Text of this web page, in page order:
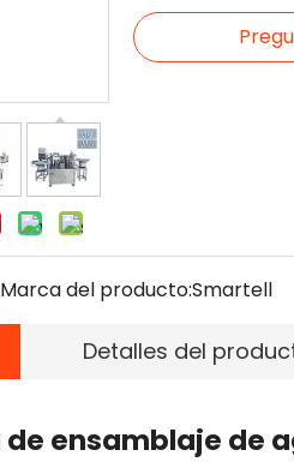
Marca del producto:Smartell
Detalles del
ensamblaje de